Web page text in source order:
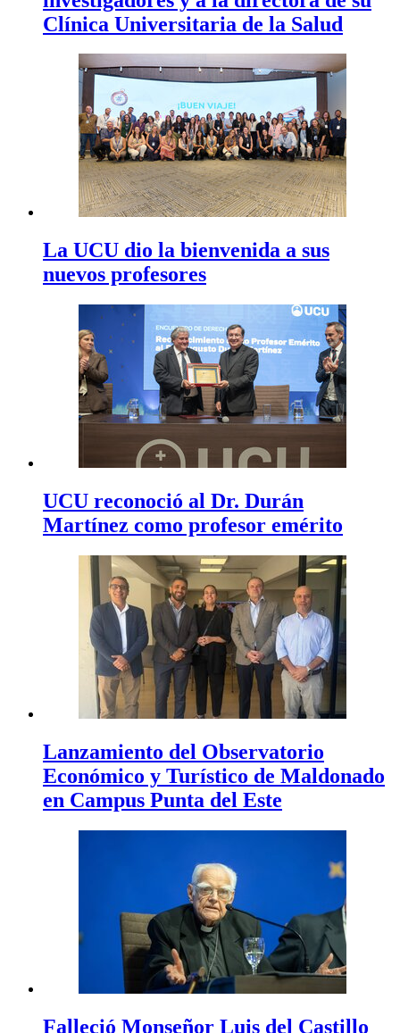
Clínica Universitaria de la Salud
La UCU dio la bienvenida a sus
nuevos profesores
UCU reconoció al Dr. Durán
Martínez como profesor emérito
Lanzamiento del Observatorio
Económico y Turístico de Maldonado
en Campus Punta del Este
Falleció Monseñor Luis del Castillo